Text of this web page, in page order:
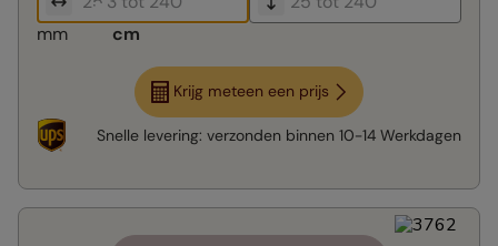
mm cm
Krijg meteen een prijs
Snelle levering: verzonden binnen 10-14 Werkdagen